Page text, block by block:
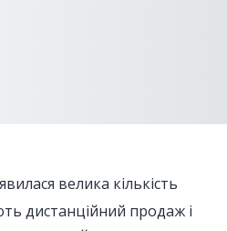
велика кількість
дистанційний продаж і